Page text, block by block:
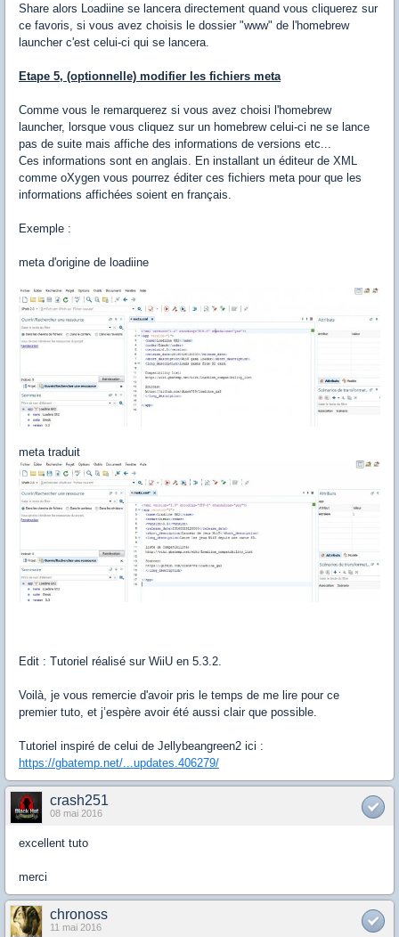
Share alors Loadiine se lancera directement quand vous cliquerez sur
ce favoris, si vous avez choisis le dossier "www" de l'homebrew
launcher c'est celui-ci qui se lancera.
Etape 5, (optionnelle) modifier les fichiers meta
Comme vous le remarquerez si vous avez choisi l'homebrew
launcher, lorsque vous cliquez sur un homebrew celui-ci ne se lance
pas de suite mais affiche des informations de versions etc...
Ces informations sont en anglais. En installant un éditeur de XML
comme oXygen vous pourrez éditer ces fichiers meta pour que les
informations affichées soient en français.
Exemple :
meta d'origine de loadiine
meta traduit
Edit : Tutoriel réalisé sur WiiU en 5.3.2.
Voilà, je vous remercie d'avoir pris le temps de me lire pour ce
premier tuto, et j’espère avoir été aussi clair que possible.
Tutoriel inspiré de celui de Jellybeangreen2 ici :
https://gbatemp.net/...updates.406279/
crash251
08 mai 2016
excellent tuto
merci
chronoss
11 mai 2016